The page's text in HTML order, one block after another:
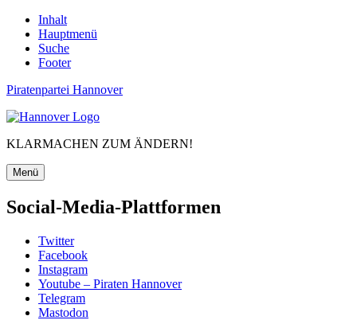
Inhalt
Hauptmenü
Suche
Footer
Piratenpartei Hannover
KLARMACHEN ZUM ÄNDERN!
Menü
Social-Media-Plattformen
Twitter
Facebook
Instagram
Youtube – Piraten Hannover
Telegram
Mastodon